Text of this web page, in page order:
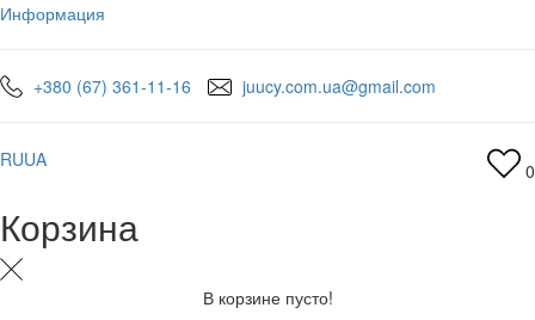
Информация
+380 (67) 361-11-16 juucy.com.ua@gmail.com
RUUA 0
Корзина
В корзине пусто!